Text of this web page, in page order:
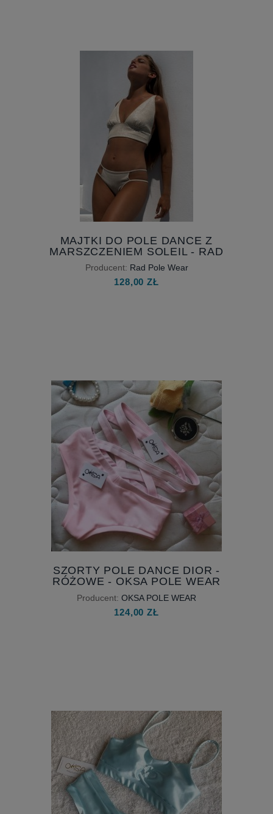
MAJTKI DO POLE DANCE Z
MARSZCZENIEM SOLEIL - RAD
POLE WEAR
Producent: Rad Pole Wear
128,00 ZŁ
SZORTY POLE DANCE DIOR -
RÓŻOWE - OKSA POLE WEAR
Producent: OKSA POLE WEAR
124,00 ZŁ